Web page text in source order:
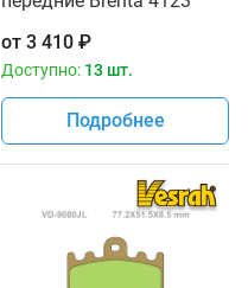
от 3 410 ₽
Доступно: 13 шт.
Подробнее